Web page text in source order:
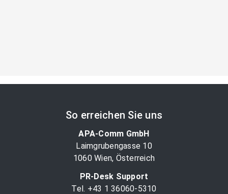
So erreichen Sie uns
APA-Comm GmbH
Laimgrubengasse 10
1060 Wien, Österreich
PR-Desk Support
Tel. +43 1 36060-5310